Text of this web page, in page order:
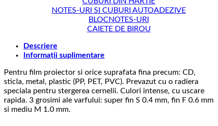
NOTES-URI SI CUBURI AUTOADEZIVE
BLOCNOTES-URI
CAIETE DE BIROU
Descriere
Informații suplimentare
Pentru film proiector si orice suprafata fina precum: CD,
sticla, metal, plastic (PP, PET, PVC). Prevazut cu o radiera
speciala pentru stergerea cernelii. Culori intense, cu uscare
rapida. 3 grosimi ale varfului: super fin S 0.4 mm, fin F 0.6 mm
si mediu M 1.0 mm.